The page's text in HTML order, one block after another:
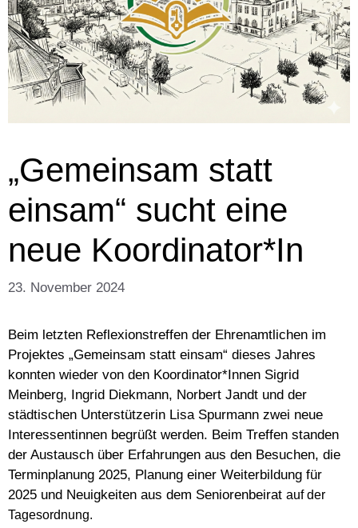
„Gemeinsam statt
einsam“ sucht eine
neue Koordinator*In
23. November 2024
Beim letzten Reflexionstreffen der Ehrenamtlichen im
Projektes „Gemeinsam statt einsam“ dieses Jahres
konnten wieder von den Koordinator*Innen Sigrid
Meinberg, Ingrid Diekmann, Norbert Jandt und der
städtischen Unterstützerin Lisa Spurmann zwei neue
Interessentinnen begrüßt werden. Beim Treffen standen
der Austausch über Erfahrungen aus den Besuchen, die
Terminplanung 2025, Planung einer Weiterbildung für
2025 und Neuigkeiten aus dem Seniorenbeirat auf der
Tagesordnung.